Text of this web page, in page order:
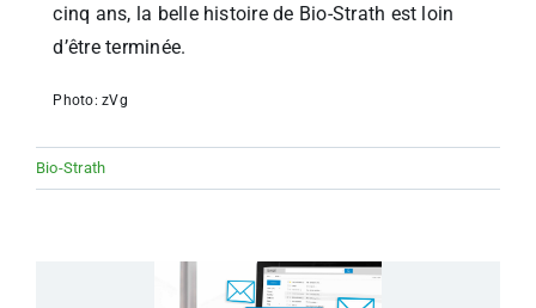
cinq ans, la belle histoire de Bio-Strath est loin
d’être terminée.
Photo: zVg
Bio-Strath